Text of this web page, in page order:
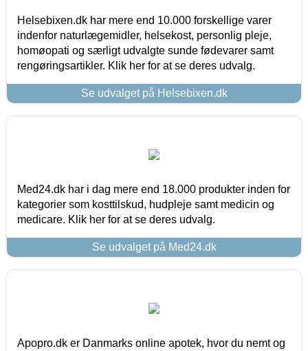
Helsebixen.dk har mere end 10.000 forskellige varer
indenfor naturlægemidler, helsekost, personlig pleje,
homøopati og særligt udvalgte sunde fødevarer samt
rengøringsartikler. Klik her for at se deres udvalg.
Se udvalget på Helsebixen.dk
Med24.dk har i dag mere end 18.000 produkter inden for
kategorier som kosttilskud, hudpleje samt medicin og
medicare. Klik her for at se deres udvalg.
Se udvalget på Med24.dk
Apopro.dk er Danmarks online apotek, hvor du nemt og